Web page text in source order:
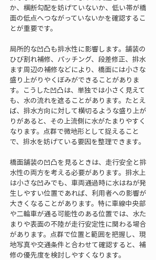
か、横断勾配を妨げていないか、低い帯が橋
面の低点へつながっていないかを確認するこ
とが重要です。
局所的な凹凸も排水性に影響します。舗装の
ひび割れ補修、パッチング、段差修正、排水
ます周辺の補修などにより、橋面には小さな
盛り上がりやくぼみができることがありま
す。こうした凹凸は、単独では小さく見えて
も、水の流れを遮ることがあります。たとえ
ば、排水方向に対して横切るような盛り上が
りがあると、その上流側に水がたまりやすく
なります。点群で微地形として捉えること
で、排水を妨げている要因を整理できます。
橋面舗装の凹凸を見るときは、走行安全と排
水性の両方を考える必要があります。排水上
は小さな凹みでも、車両通過時に水はねが発
生しやすい位置であれば、利用者への影響が
大きくなることがあります。特に車線中央部
や二輪車が通る可能性のある位置では、水た
まりや表面の不陸が走行安定性に関わる場合
があります。点群で位置と範囲を把握し、現
地写真や交通条件と合わせて確認すると、補
修の優先度を検討しやすくなります。